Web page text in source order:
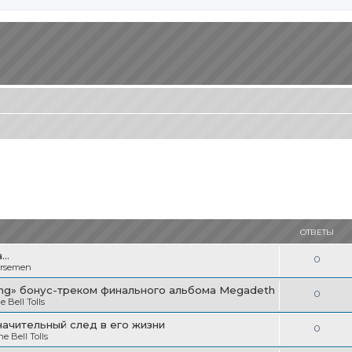
ОТВЕТЫ
0О
т
в
бонус-треком финального альбома Megadeth
Bell Tolls
0О
т
в
след в его жизни
Bell Tolls
0О
т